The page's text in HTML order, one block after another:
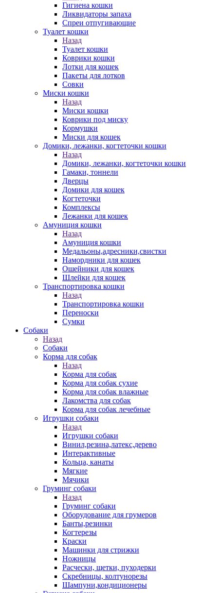
Гигиена кошки
Ликвидаторы запаха
Спреи отпугивающие
Туалет кошки
Назад
Туалет кошки
Коврики кошки
Лотки для кошек
Пакеты для лотков
Совки
Миски кошки
Назад
Миски кошки
Коврики под миску
Кормушки
Миски для кошек
Домики, лежанки, когтеточки кошки
Назад
Домики, лежанки, когтеточки кошки
Гамаки, тоннели
Дверцы
Домики для кошек
Когтеточки
Комплексы
Лежанки для кошек
Амуниция кошки
Назад
Амуниция кошки
Медальоны,адресники,свистки
Намордники для кошек
Ошейники для кошек
Шлейки для кошек
Транспортировка кошки
Назад
Транспортировка кошки
Переноски
Сумки
Собаки
Назад
Собаки
Корма для собак
Назад
Корма для собак
Корма для собак сухие
Корма для собак влажные
Лакомства для собак
Корма для собак лечебные
Игрушки собаки
Назад
Игрушки собаки
Винил,резина,латекс,дерево
Интерактивные
Кольца, канаты
Мягкие
Мячики
Груминг собаки
Назад
Груминг собаки
Оборудование для грумеров
Банты,резинки
Когтерезы
Краски
Машинки для стрижки
Ножницы
Расчески, щетки, пуходерки
Скребницы, колтунорезы
Шампуни,кондиционеры